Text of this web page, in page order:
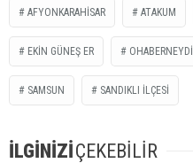
AFYONKARAHISAR ATAKUM
EKIN GÜNEŞ ER OHABERNEYDİ
SAMSUN SANDIKLI ILÇESI
İLGİNİZİÇEKEBİLİR